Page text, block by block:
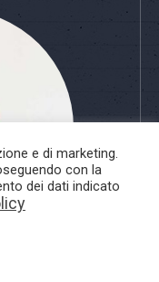
e di marketing.
con la
dei dati indicato